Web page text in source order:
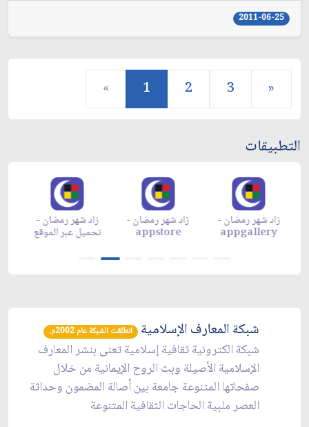
2011-06-25
« 1 2 3 »
التطبيقات
زاد شهر رمضان -
تحميل عبر الموقع
زاد شهر رمضان -
appstore
زاد شهر رمضان -
appgallery
شبكة المعارف الإسلامية انطلقت الشبكة عام 2002م.
شبكة الكترونية ثقافية إسلامية تعنى بنشر المعارف
الإسلامية الأصيلة وبث الروح الإيمانية من خلال
صفحاتها المتنوعة جامعة بين أصالة المضمون وحداثة
العصر ملبية الحاجات الثقافية المتنوعة